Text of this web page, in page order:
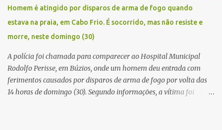
Homem é atingido por disparos de arma de fogo quando
estava na praia, em Cabo Frio. É socorrido, mas não resiste e
morre, neste domingo (30)
A polícia foi chamada para comparecer ao Hospital Municipal
Rodolfo Perisse, em Búzios, onde um homem deu entrada com
ferimentos causados por disparos de arma de fogo por volta das
14 horas de domingo (30). Segundo informações, a vítima foi